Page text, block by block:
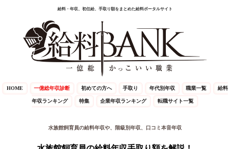
給料・年収、初任給、手取り額をまとめた給料ポータルサイト
HOME 一億総年収診断 初めての方へ 手取り 年代別年収 職業一覧 給料
年収ランキング 特集 企業年収ランキング 転職サイト一覧
水族館飼育員の給料年収や、階級別年収、口コミ本音年収